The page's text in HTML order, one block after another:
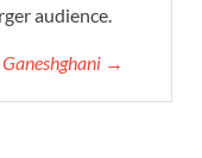
audience.
→